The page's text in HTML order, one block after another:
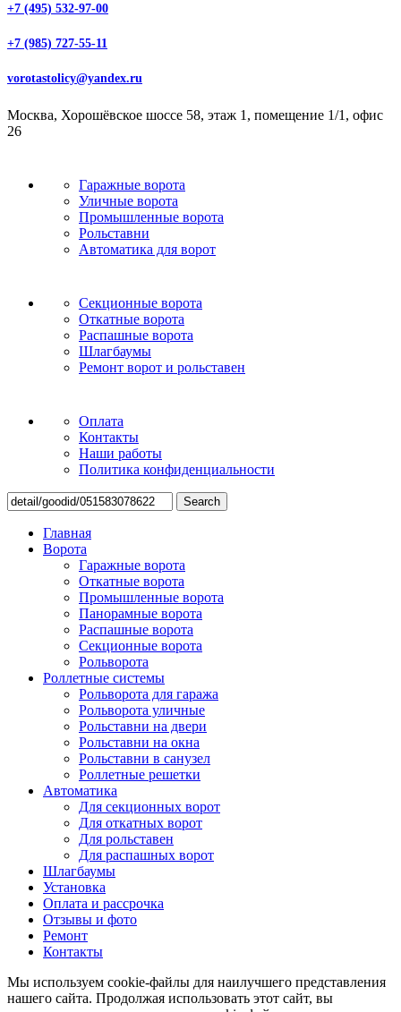
+7 (495) 532-97-00
+7 (985) 727-55-11
vorotastolicy@yandex.ru
Москва, Хорошёвское шоссе 58, этаж 1, помещение 1/1, офис
26
Гаражные ворота
Уличные ворота
Промышленные ворота
Рольставни
Автоматика для ворот
Секционные ворота
Откатные ворота
Распашные ворота
Шлагбаумы
Ремонт ворот и рольставен
Оплата
Контакты
Наши работы
Политика конфиденциальности
Search
Главная
Ворота
Гаражные ворота
Откатные ворота
Промышленные ворота
Панорамные ворота
Распашные ворота
Секционные ворота
Рольворота
Роллетные системы
Рольворота для гаража
Рольворота уличные
Рольставни на двери
Рольставни на окна
Рольставни в санузел
Роллетные решетки
Автоматика
Для секционных ворот
Для откатных ворот
Для рольставен
Для распашных ворот
Шлагбаумы
Установка
Оплата и рассрочка
Отзывы и фото
Ремонт
Контакты
Мы используем cookie-файлы для наилучшего представления
нашего сайта. Продолжая использовать этот сайт, вы